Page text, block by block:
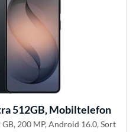
512GB, Mobiltelefon
200 MP, Android 16.0, Sort